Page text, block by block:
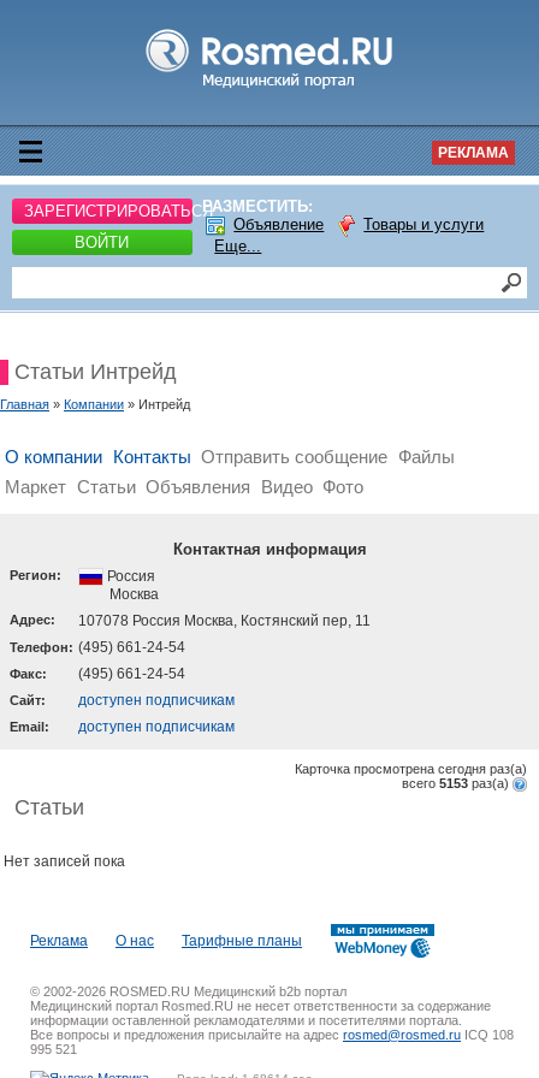
РЕКЛАМА
ЗАРЕГИСТРИРОВАТЬСЯ
ВОЙТИ
РАЗМЕСТИТЬ:
Объявление
Товары и услуги
Еще...
Статьи Интрейд
Главная » Компании » Интрейд
О компании Контакты Отправить сообщение Файлы
Маркет Статьи Объявления Видео Фото
Контактная информация
Регион:
Россия
Москва
Адрес: 107078 Россия Москва, Костянский пер, 11
Телефон: (495) 661-24-54
Факс: (495) 661-24-54
Cайт: доступен подписчикам
Email: доступен подписчикам
Карточка просмотрена сегодня раз(a)
всего 5153 раз(a)
Статьи
Нет записей пока
Реклама О нас Тарифные планы
© 2002-2026 ROSMED.RU Медицинский b2b портал
Медицинский портал Rosmed.RU не несет ответственности за содержание
информации оставленной рекламодателями и посетителями портала.
Все вопросы и предложения присылайте на адрес rosmed@rosmed.ru ICQ 108
995 521